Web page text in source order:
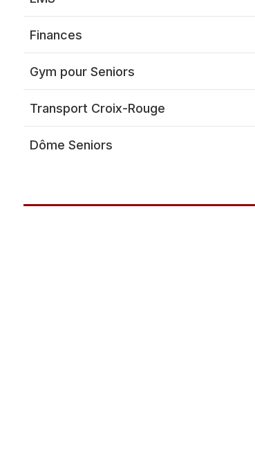
Pompiers
Protection civile
Finances
Gym pour Seniors
Transport Croix-Rouge
Dôme Seniors